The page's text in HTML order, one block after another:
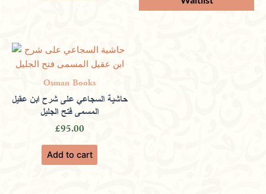
Osman Books
حاشية السجاعي على شرح ابن عقيل
المسمى فتح الجليل
£95.00
Add to cart